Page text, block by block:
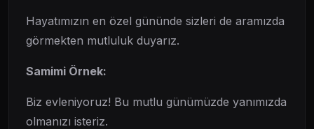
Hayatımızın en özel gününde sizleri de aramızda
görmekten mutluluk duyarız.
Samimi Örnek:
Biz evleniyoruz! Bu mutlu günümüzde yanımızda
olmanızı isteriz.